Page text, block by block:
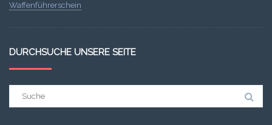
Waffenführerschein
DURCHSUCHE UNSERE SEITE
Suchergebnis